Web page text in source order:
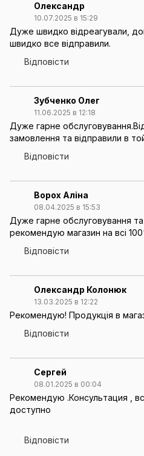
Олександр
10.07.2025 в 15:29
Дуже швидко відреагували,
швидко все відправили.
Відповісти
Зубченко Олег
11.06.2025 в 12:18
Дуже гарне
замовлення та відправили в
Відповісти
Ворох Аліна
08.04.2025 в 15:53
Дуже гарне обслуговування та
рекомендую магазин на всі
Відповісти
Олександр Колонюк
13.03.2025 в 12:22
Рекомендую! Продукція в
Відповісти
Сергей
08.01.2025 в 00:04
Рекомендую .Консультация ,
доступно
Відповісти